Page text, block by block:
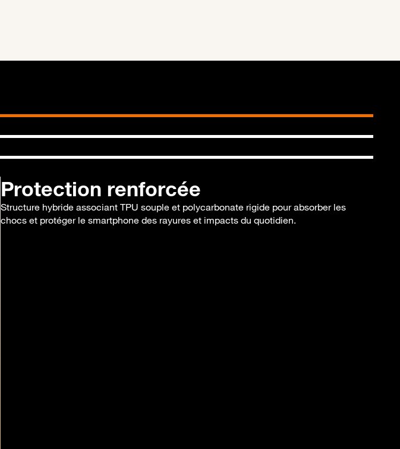
Protection renforcée
Structure hybride associant TPU souple et polycarbonate rigide pour absorber les
chocs et protéger le smartphone des rayures et impacts du quotidien.